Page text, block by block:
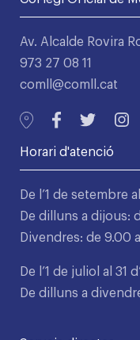
Av. Alcalde Rovira
973 27 08 11
comll@comll.cat
Horari d'atenció
De l’1 de setembre
De dilluns a dijous:
Divendres: de 9.00
De l’1 de juliol al 31
De dilluns a